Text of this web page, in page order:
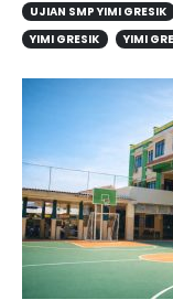
UJIAN SMP YIMI GRESIK
YIMI GRESIK
YIMI